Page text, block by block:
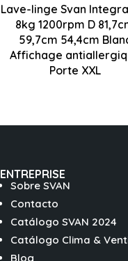
Lave-linge Svan
8kg 1200rpm D
59,7cm 54,4cm
Affichage
Porte XXL
LED
Fonction
Stop&Go
ENTREPRISE
Sobre SVAN
Contacto
Catálogo SVAN 2024
Catálogo Clima &
Blog